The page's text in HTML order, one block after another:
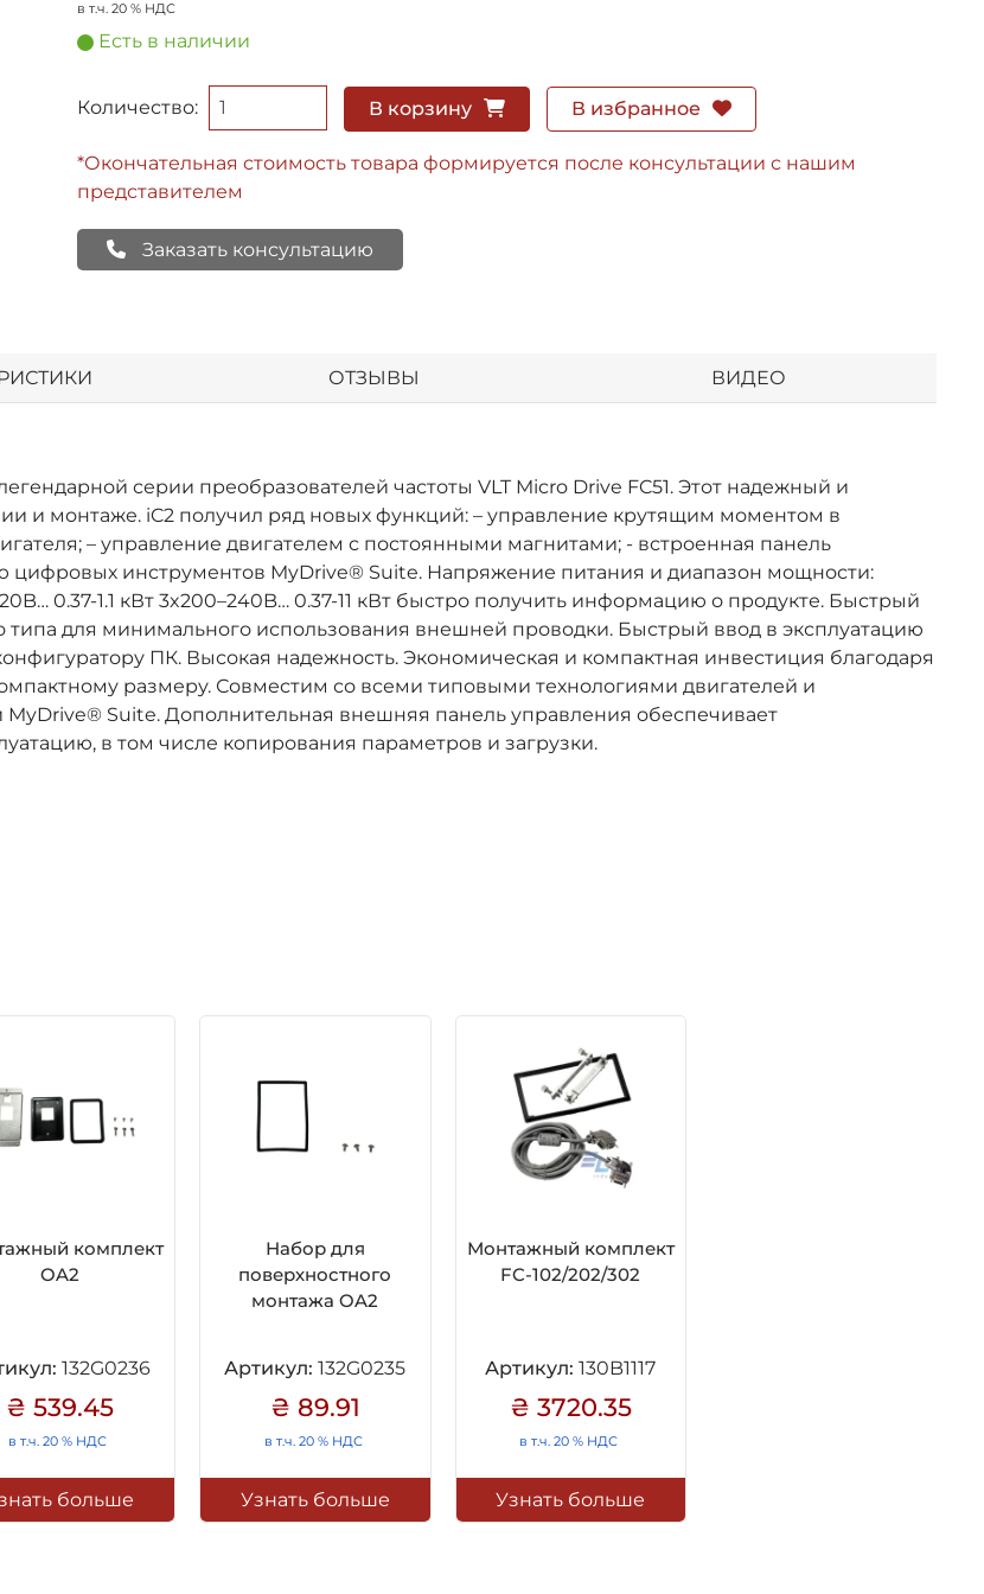
в т.ч. 20 % НДС
Есть в наличии
Количество: В корзину В избранное
*Окончательная стоимость товара формируется после консультации с нашим
представителем
Заказать консультацию
ОТЗЫВЫ ВИДЕО
серии преобразователей частоты VLT Micro Drive FC51. Этот надежный и
и монтаже. iC2 получил ряд новых функций: – управление крутящим моментом в
– управление двигателем с постоянными магнитами; - встроенная панель
цифровых инструментов MyDrive® Suite. Напряжение питания и диапазон мощности:
0.37-1.1 кВт 3x200–240B… 0.37-11 кВт быстро получить информацию о продукте. Быстрый
для минимального использования внешней проводки. Быстрый ввод в эксплуатацию
ПК. Высокая надежность. Экономическая и компактная инвестиция благодаря
размеру. Совместим со всеми типовыми технологиями двигателей и
Suite. Дополнительная внешняя панель управления обеспечивает
в том числе копирования параметров и загрузки.
комплект
OA2
132G0236
₴ 539.45
в т.ч. 20 % НДС
больше
Набор для
поверхностного
монтажа OA2
Артикул:132G0235
₴ 89.91
в т.ч. 20 % НДС
Узнать больше
Монтажный комплект
FC-102/202/302
Артикул:130B1117
₴ 3720.35
в т.ч. 20 % НДС
Узнать больше